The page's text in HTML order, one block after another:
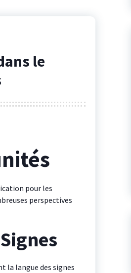
le
pour les
perspectives
la langue des signes